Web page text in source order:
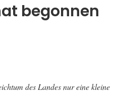
begonnen
des Landes nur eine kleine